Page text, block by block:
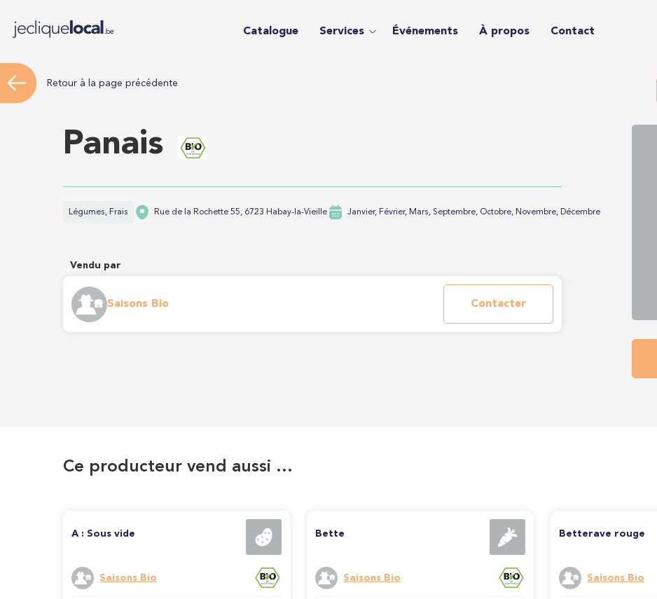
Catalogue Services Événements À propos Contact
Retour à la page précédente
Panais
Légumes, Frais Rue de la Rochette 55, 6723 Habay-la-Vieille Janvier, Février, Mars, Septembre, Octobre, Novembre, Décembre
Vendu par
Saisons Bio Contacter
Ce producteur vend aussi …
A : Sous vide
Saisons Bio
Bette
Saisons Bio
Betterave rouge
Saisons Bio